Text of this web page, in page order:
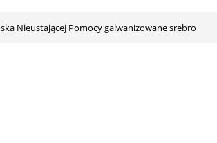
Nieustającej Pomocy galwanizowane srebro